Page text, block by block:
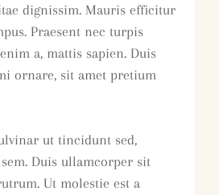
dignissim. Mauris efficitur
Praesent nec turpis
a, mattis sapien. Duis
ornare, sit amet pretium
ut tincidunt sed,
Duis ullamcorper sit
Ut molestie est a